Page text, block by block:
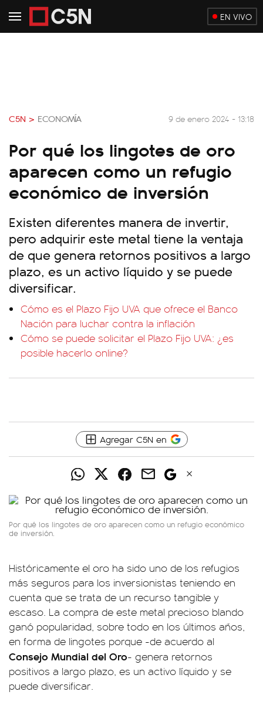
EN VIVO
C5N > ECONOMÍA 9 de enero 2024 - 13:18
Por qué los lingotes de oro
aparecen como un refugio
económico de inversión
Existen diferentes manera de invertir,
pero adquirir este metal tiene la ventaja
de que genera retornos positivos a largo
plazo, es un activo líquido y se puede
diversificar.
Cómo es el Plazo Fijo UVA que ofrece el Banco
Nación para luchar contra la inflación
Cómo se puede solicitar el Plazo Fijo UVA: ¿es
posible hacerlo online?
Agregar C5N en
Por qué los lingotes de oro aparecen como un refugio económico
de inversión.
Históricamente el oro ha sido uno de los refugios
más seguros para los inversionistas teniendo en
cuenta que se trata de un recurso tangible y
escaso. La compra de este metal precioso blando
ganó popularidad, sobre todo en los últimos años,
en forma de lingotes porque -de acuerdo al
Consejo Mundial del Oro- genera retornos
positivos a largo plazo, es un activo líquido y se
puede diversificar.